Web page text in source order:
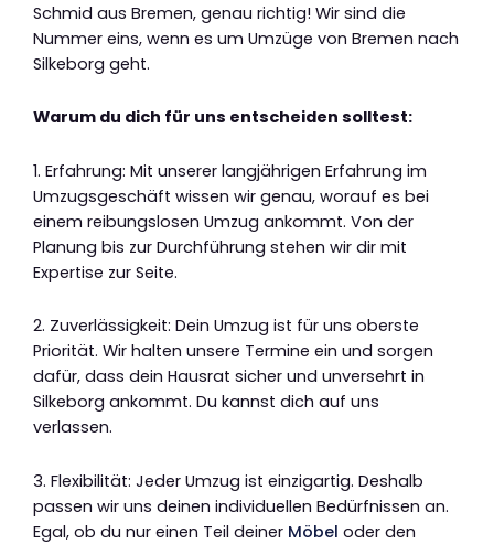
Schmid aus Bremen, genau richtig! Wir sind die
Nummer eins, wenn es um Umzüge von Bremen nach
Silkeborg geht.
Warum du dich für uns entscheiden solltest:
1. Erfahrung: Mit unserer langjährigen Erfahrung im
Umzugsgeschäft wissen wir genau, worauf es bei
einem reibungslosen Umzug ankommt. Von der
Planung bis zur Durchführung stehen wir dir mit
Expertise zur Seite.
2. Zuverlässigkeit: Dein Umzug ist für uns oberste
Priorität. Wir halten unsere Termine ein und sorgen
dafür, dass dein Hausrat sicher und unversehrt in
Silkeborg ankommt. Du kannst dich auf uns
verlassen.
3. Flexibilität: Jeder Umzug ist einzigartig. Deshalb
passen wir uns deinen individuellen Bedürfnissen an.
Egal, ob du nur einen Teil deiner Möbel oder den